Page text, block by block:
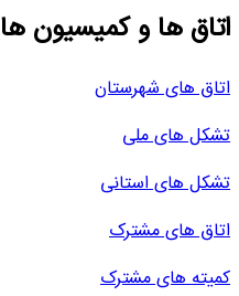
اتاق ها و کمیسیون ها
اتاق های شهرستان
تشکل های ملی
تشکل های استانی
اتاق های مشترک
کمیته های مشترک